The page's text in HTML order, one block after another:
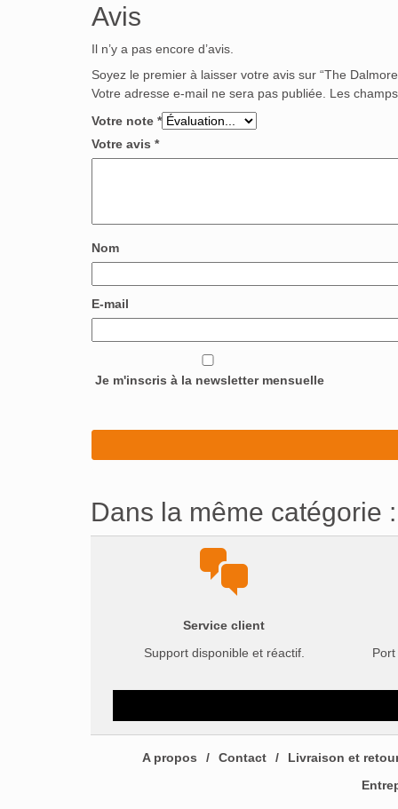
Avis
Il n’y a pas encore d’avis.
Soyez le premier à laisser votre avis sur “The
Votre adresse e-mail ne sera pas publiée.
Les
Votre note *
Votre avis *
Nom
E-mail
Je m'inscris à la newsletter mensuelle
Dans la même catégorie :
Service client
Support disponible et réactif.
A propos Contact
Livraison et